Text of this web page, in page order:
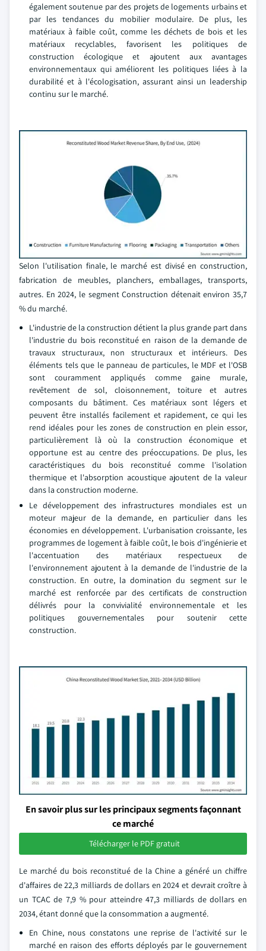
également soutenue par des projets de logements urbains et
par les tendances du mobilier modulaire. De plus, les
matériaux à faible coût, comme les déchets de bois et les
matériaux recyclables, favorisent les politiques de
construction écologique et ajoutent aux avantages
environnementaux qui améliorent les politiques liées à la
durabilité et à l'écologisation, assurant ainsi un leadership
continu sur le marché.
Selon l'utilisation finale, le marché est divisé en construction,
fabrication de meubles, planchers, emballages, transports,
autres. En 2024, le segment Construction détenait environ 35,7
% du marché.
L'industrie de la construction détient la plus grande part dans
l'industrie du bois reconstitué en raison de la demande de
travaux structuraux, non structuraux et intérieurs. Des
éléments tels que le panneau de particules, le MDF et l'OSB
sont couramment appliqués comme gaine murale,
revêtement de sol, cloisonnement, toiture et autres
composants du bâtiment. Ces matériaux sont légers et
peuvent être installés facilement et rapidement, ce qui les
rend idéales pour les zones de construction en plein essor,
particulièrement là où la construction économique et
opportune est au centre des préoccupations. De plus, les
caractéristiques du bois reconstitué comme l'isolation
thermique et l'absorption acoustique ajoutent de la valeur
dans la construction moderne.
Le développement des infrastructures mondiales est un
moteur majeur de la demande, en particulier dans les
économies en développement. L'urbanisation croissante, les
programmes de logement à faible coût, le bois d'ingénierie et
l'accentuation des matériaux respectueux de
l'environnement ajoutent à la demande de l'industrie de la
construction. En outre, la domination du segment sur le
marché est renforcée par des certificats de construction
délivrés pour la convivialité environnementale et les
politiques gouvernementales pour soutenir cette
construction.
En savoir plus sur les principaux segments façonnant
ce marché
Télécharger le PDF gratuit
Le marché du bois reconstitué de la Chine a généré un chiffre
d'affaires de 22,3 milliards de dollars en 2024 et devrait croître à
un TCAC de 7,9 % pour atteindre 47,3 milliards de dollars en
2034, étant donné que la consommation a augmenté.
En Chine, nous constatons une reprise de l'activité sur le
marché en raison des efforts déployés par le gouvernement